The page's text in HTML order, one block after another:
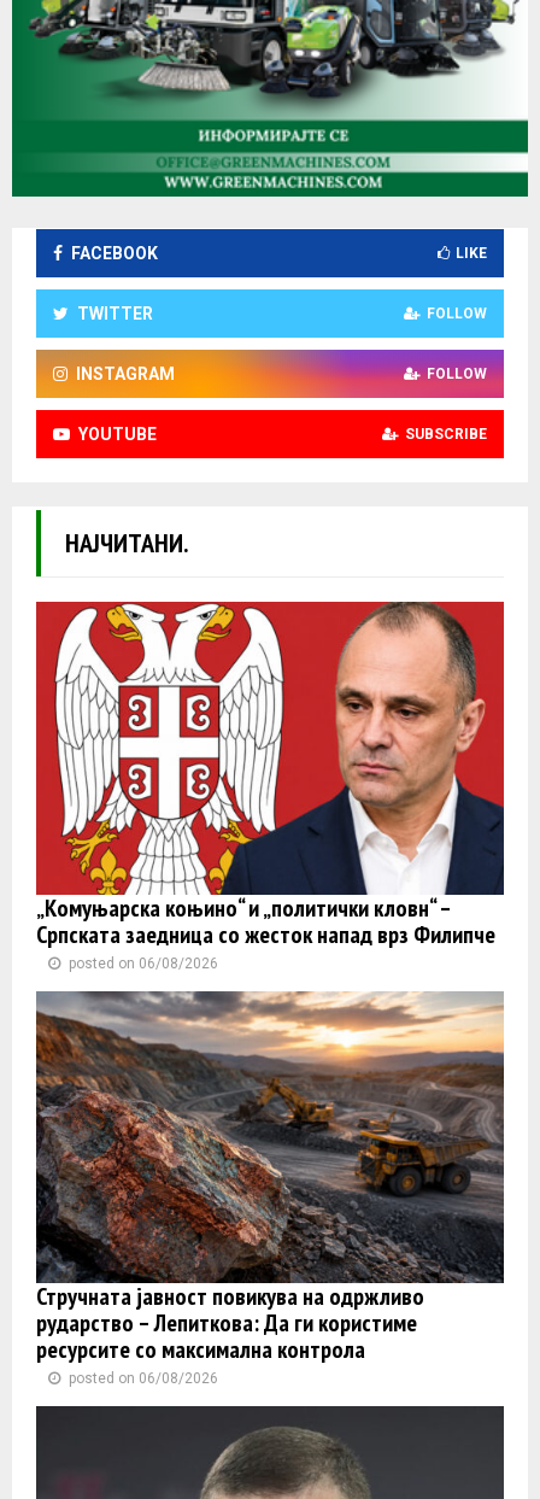
FACEBOOK LIKE
TWITTER FOLLOW
INSTAGRAM FOLLOW
YOUTUBE SUBSCRIBE
НАЈЧИТАНИ.
„Комуњарска коњино“ и „политички кловн“ –
Српската заедница со жесток напад врз Филипче
posted on 06/08/2026
Стручната јавност повикува на одржливо
рударство – Лепиткова: Да ги користиме
ресурсите со максимална контрола
posted on 06/08/2026